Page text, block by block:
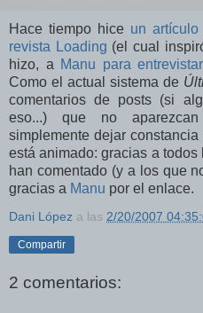
Hace tiempo hice un
revista Loading (el cual
hizo, a Manu para
Como el actual sistema de
comentarios de posts (si
eso...) que no
simplemente dejar
está animado: gracias a
han comentado (y a los que
gracias a Manu por el enlace.
Dani López a las 2/20/2007
Compartir
2 comentarios: